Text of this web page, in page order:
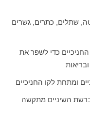
שתלים, כתרים, גשרים
כדי לשפר את
ומתחת לקו החניכיים
השיניים מתקשה